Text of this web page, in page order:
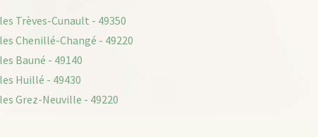
Trèves-Cunault - 49350
Chenillé-Changé - 49220
Bauné - 49140
Huillé - 49430
Grez-Neuville - 49220